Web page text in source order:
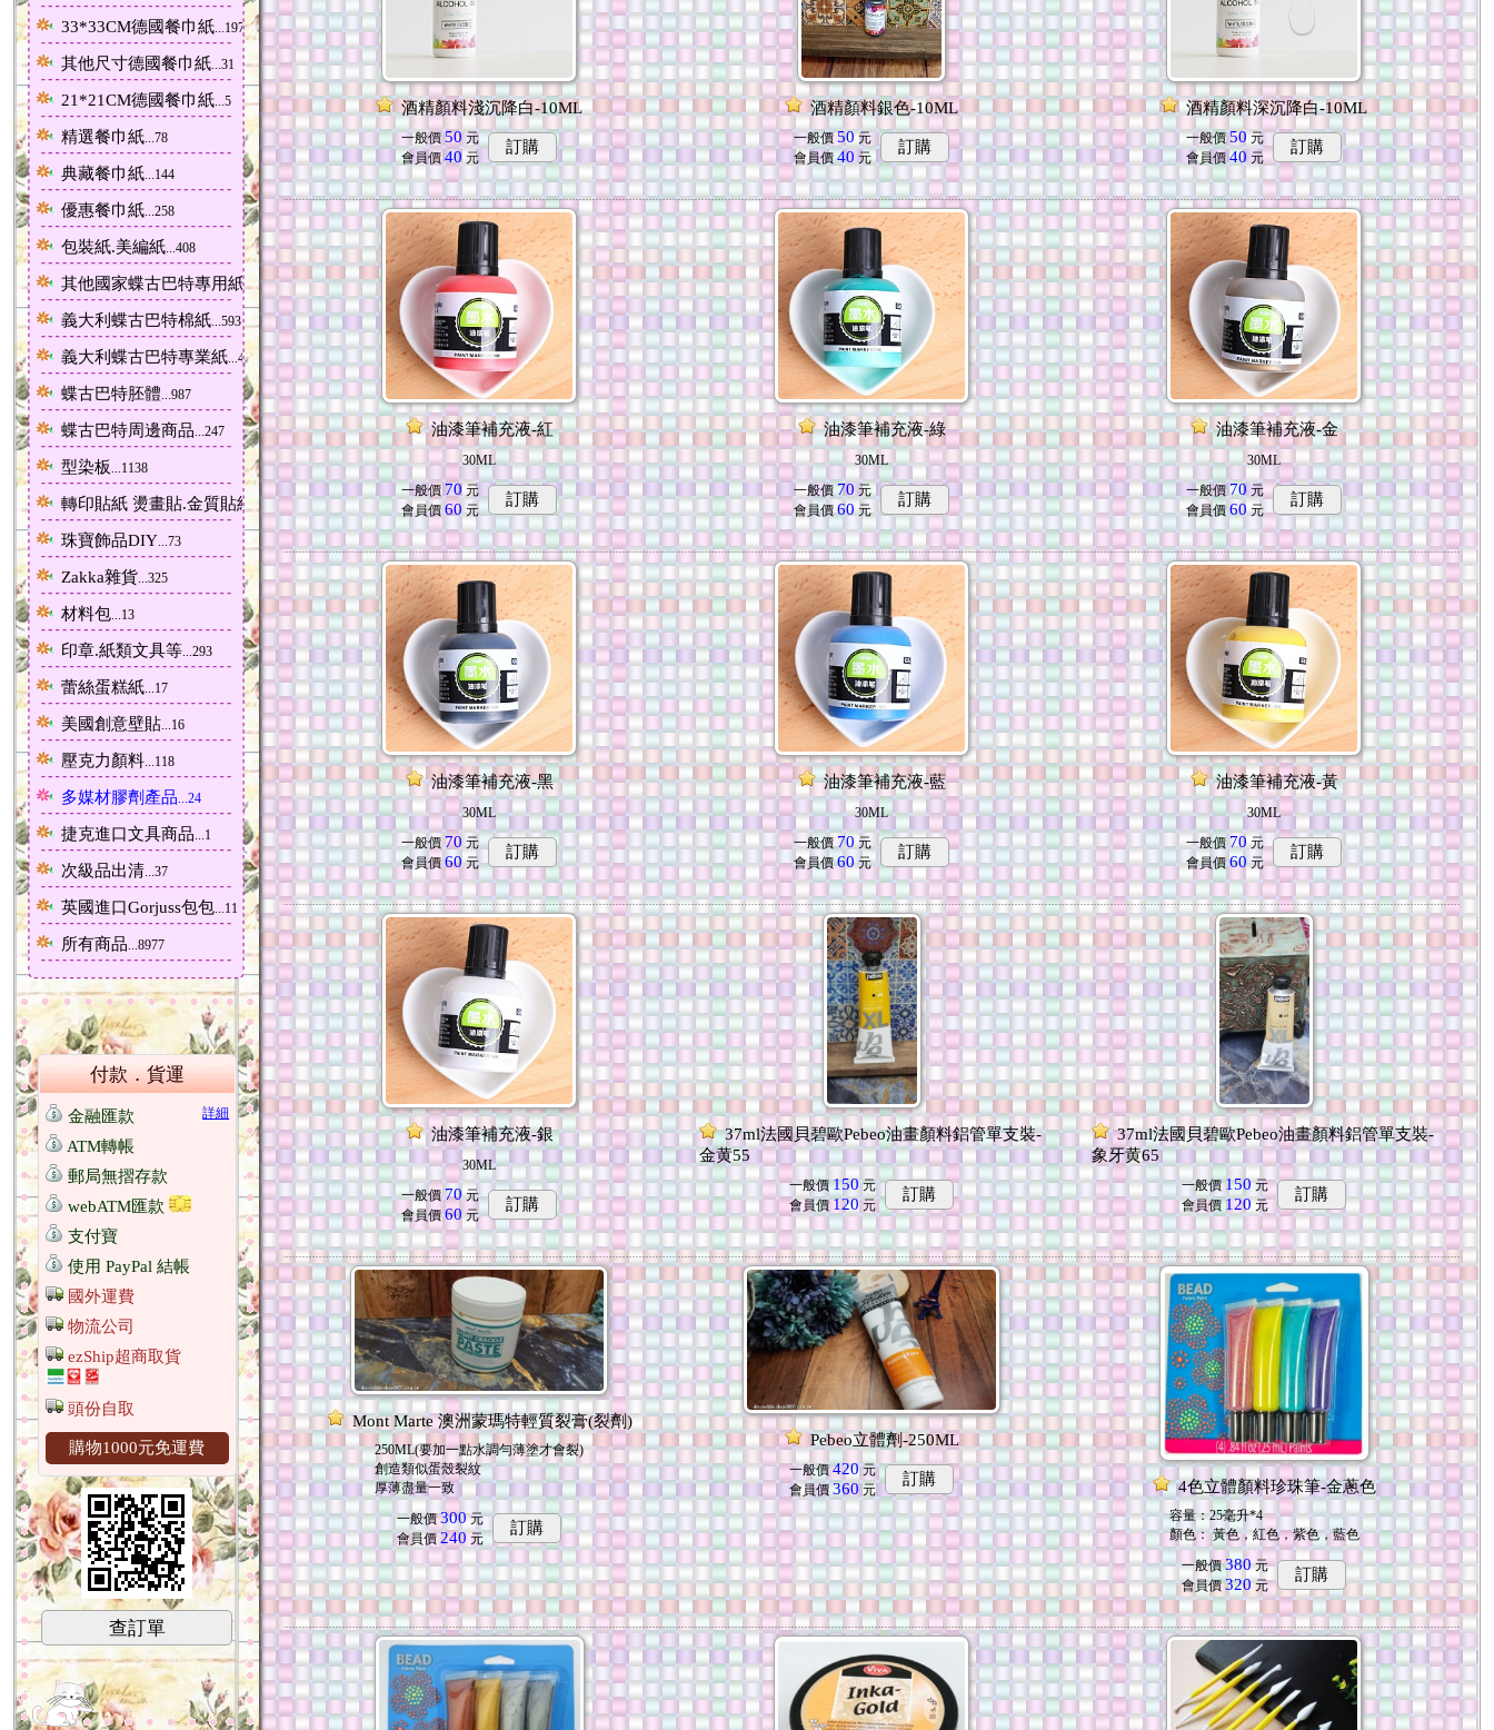
33*33CM德國餐巾紙...1975
其他尺寸德國餐巾紙...31
21*21CM德國餐巾紙...5
精選餐巾紙...78
典藏餐巾紙...144
優惠餐巾紙...258
包裝紙.美編紙...408
其他國家蝶古巴特專用紙棉紙...135
義大利蝶古巴特棉紙...593
義大利蝶古巴特專業紙...428
蝶古巴特胚體...987
蝶古巴特周邊商品...247
型染板 ...1138
轉印貼紙 燙畫貼.金質貼紙.
珠寶飾品DIY...73
Zakka雜貨...325
材料包...13
印章.紙類文具等...293
蕾絲蛋糕紙...17
美國創意壁貼...16
壓克力顏料...118
多媒材膠劑產品...24
捷克進口文具商品...1
次級品出清...37
英國進口Gorjuss包包...11
所有商品...8977
付款．貨運
詳細
金融匯款
ATM轉帳
郵局無摺存款
webATM匯款
支付寶
使用 PayPal 結帳
國外運費
物流公司
ezShip超商取貨
頭份自取
購物1000元免運費
查訂單
酒精顏料淺沉降白-10ML
一般價 50 元
會員價 40 元
訂購
酒精顏料銀色-10ML
一般價 50元
會員價 40 元
訂購
酒精顏料深沉降白-10ML
一般價 50元
會員價 40 元
訂購
油漆筆補充液-紅
30ML
一般價 70 元
會員價 60 元
訂購
油漆筆補充液-綠
30ML
一般價 70 元
會員價 60元
訂購
油漆筆補充液-金
30ML
一般價 70 元
會員價 60元
訂購
油漆筆補充液-黑
30ML
一般價 70 元
會員價 60元
訂購
油漆筆補充液-藍
30ML
一般價 70元
會員價 60元
訂購
油漆筆補充液-黃
30ML
一般價 70元
會員價 60 元
訂購
油漆筆補充液-銀
30ML
一般價 70元
會員價 60元
訂購
37ml法國貝碧歐Pebeo油畫顏料鋁管單支裝-
金黄55
一般價 150元
會員價 120元
訂購
37ml法國貝碧歐Pebeo油畫顏料鋁管單支裝-
象牙黄65
一般價 150元
會員價 120元
訂購
Mont Marte 澳洲蒙瑪特輕質裂膏(裂劑)
250ML(要加一點水調勻薄塗才會裂)
創造類似蛋殼裂紋
厚薄盡量一致
一般價 300元
會員價 240元
訂購
Pebeo立體劑-250ML
一般價 420元
會員價 360元
訂購 4色立體顏料珍珠筆-金蔥色
容量：25毫升*4
顏色： 黃色，紅色，紫色，藍色
一般價 380元
會員價 320元
訂購